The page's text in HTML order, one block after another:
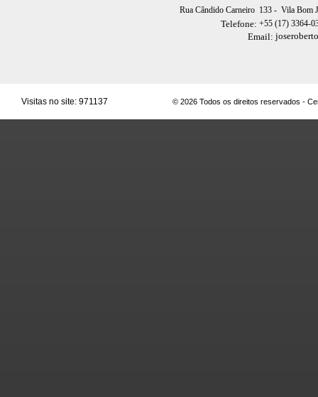
Rua Cândido Carneiro 133 - Vila Bom
Telefone: +55 (17) 3364-
Email:
Visitas no site: 971137 © 2026 Todos os direitos reservados -